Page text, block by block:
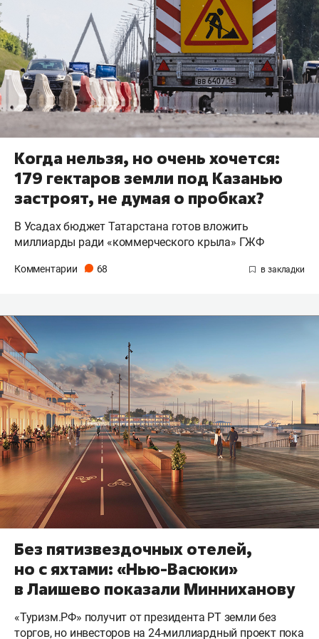
Когда нельзя, но очень хочется:
179 гектаров земли под Казанью
застроят, не думая о пробках?
В Усадах бюджет Татарстана готов вложить
миллиарды ради «коммерческого крыла» ГЖФ
Комментарии 68
Без пятизвездочных отелей,
но с яхтами: «Нью-Васюки»
в Лаишево показали Минниханову
«Туризм.РФ» получит от президента РТ земли без
торгов, но инвесторов на 24-миллиардный проект пока